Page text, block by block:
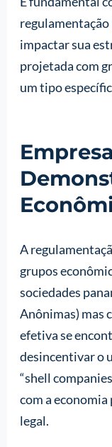
impactar sua
projetada com
um tipo
A
grupos
sociedades
Anônimas) mas
efetiva se
desincentivar o
“shell
com a
legal.